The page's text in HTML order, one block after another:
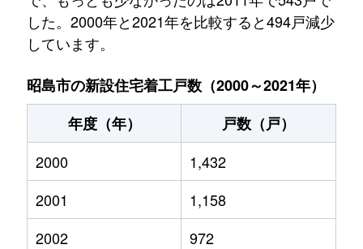
した。2000年と2021年を比較すると494戸減少
しています。
昭島市の新設住宅着工戸数（2000～2021年）
年度（年）
戸数（戸）
2000
1,432
2001
1,158
2002
972